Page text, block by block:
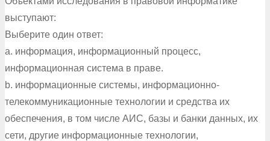
выступают:
Выберите один ответ:
a. информация, информационный процесс,
информационная система в праве.
b. информационные системы, информационно-
телекоммуникационные технологии и средства их
обеспечения, в том числе АИС, базы и банки данных, их
сети, другие информационные технологии,